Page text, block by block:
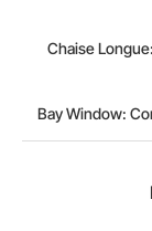
Chaise
Bay Window: